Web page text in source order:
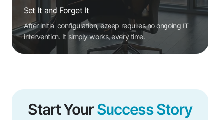
Set It and Forget It
After initial configuration, ezeep requires no ongoing IT
intervention. It simply works, every time.
Start YourSuccess Story